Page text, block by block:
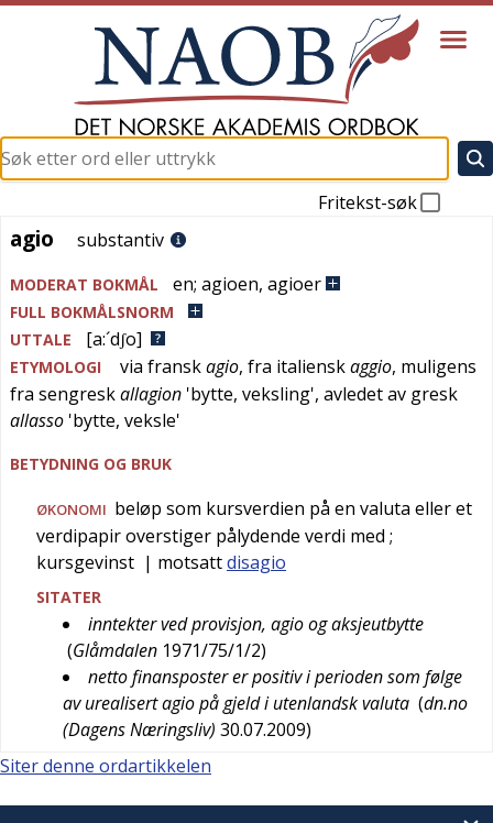
Fritekst-søk
agio
agio substantiv
MODERAT BOKMÅL en; agioen, agioer
FULL BOKMÅLSNORM
UTTALE
[a:´dʃo]
ETYMOLOGI via franskagio, fra italienskaggio, muligens
fra sengreskallagion 'bytte, veksling', avledet av gresk
allasso 'bytte, veksle'
BETYDNING OG BRUK
ØKONOMI beløp som kursverdien på en valuta eller et
verdipapir overstiger pålydende verdi med ;
kursgevinst | motsattdisagio
SITATER
inntekter ved provisjon, agio og aksjeutbytte
(Glåmdalen 1971/75/1/2)
netto finansposter er positiv i perioden som følge
av urealisert agio på gjeld i utenlandsk valuta (dn.no
(Dagens Næringsliv) 30.07.2009)
Siter denne ordartikkelen